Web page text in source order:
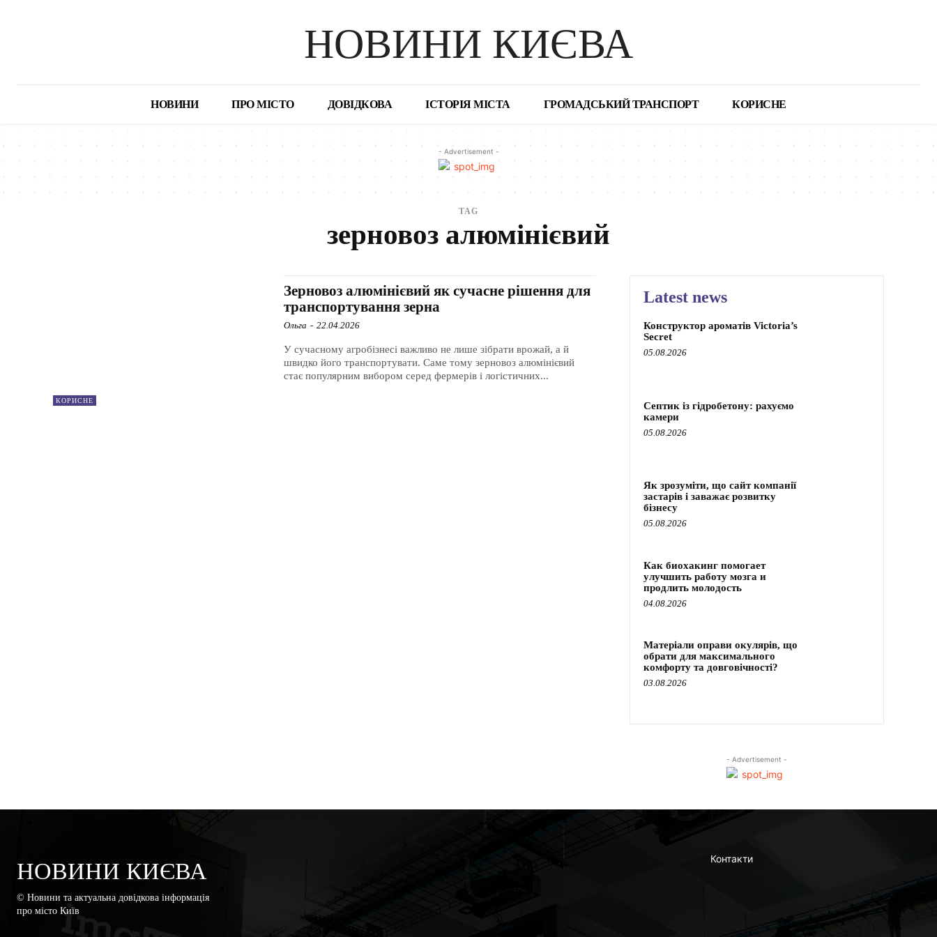
НОВИНИ КИЄВА
НОВИНИ ПРО МІСТО ДОВІДКОВА ІСТОРІЯ МІСТА ГРОМАДСЬКИЙ ТРАНСПОРТ КОРИСНЕ
- Advertisement -
TAG
зерновоз алюмінієвий
КОРИСНЕ
Зерновоз алюмінієвий як сучасне рішення для
транспортування зерна
Ольга - 22.04.2026
У сучасному агробізнесі важливо не лише зібрати врожай, а й
швидко його транспортувати. Саме тому зерновоз алюмінієвий
стає популярним вибором серед фермерів і логістичних...
Latest news
Конструктор ароматів Victoria’s
Secret
05.08.2026
Септик із гідробетону: рахуємо
камери
05.08.2026
Як зрозуміти, що сайт компанії
застарів і заважає розвитку
бізнесу
05.08.2026
Как биохакинг помогает
улучшить работу мозга и
продлить молодость
04.08.2026
Матеріали оправи окулярів, що
обрати для максимального
комфорту та довговічності?
03.08.2026
- Advertisement -
НОВИНИ КИЄВА
© Новини та актуальна довідкова інформація
про місто Київ
Контакти